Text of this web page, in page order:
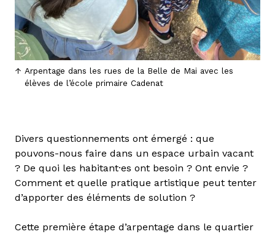
Arpentage dans les rues de la Belle de Mai avec les
élèves de l’école primaire Cadenat
Divers questionnements ont émergé : que
pouvons-nous faire dans un espace urbain vacant
? De quoi les habitant·es ont besoin ? Ont envie ?
Comment et quelle pratique artistique peut tenter
d’apporter des éléments de solution ?
Cette première étape d’arpentage dans le quartier